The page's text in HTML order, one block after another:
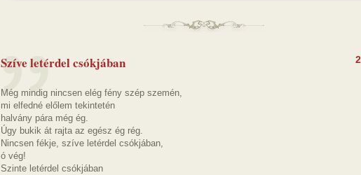
Szíve letérdel csókjában
Még mindig nincsen elég fény szép szemén,
mi elfedné előlem tekintetén
halvány pára még ég.
Úgy bukik át rajta az egész ég rég.
Nincsen fékje, szíve letérdel csókjában,
ó vég!
Szinte letérdel csókjában